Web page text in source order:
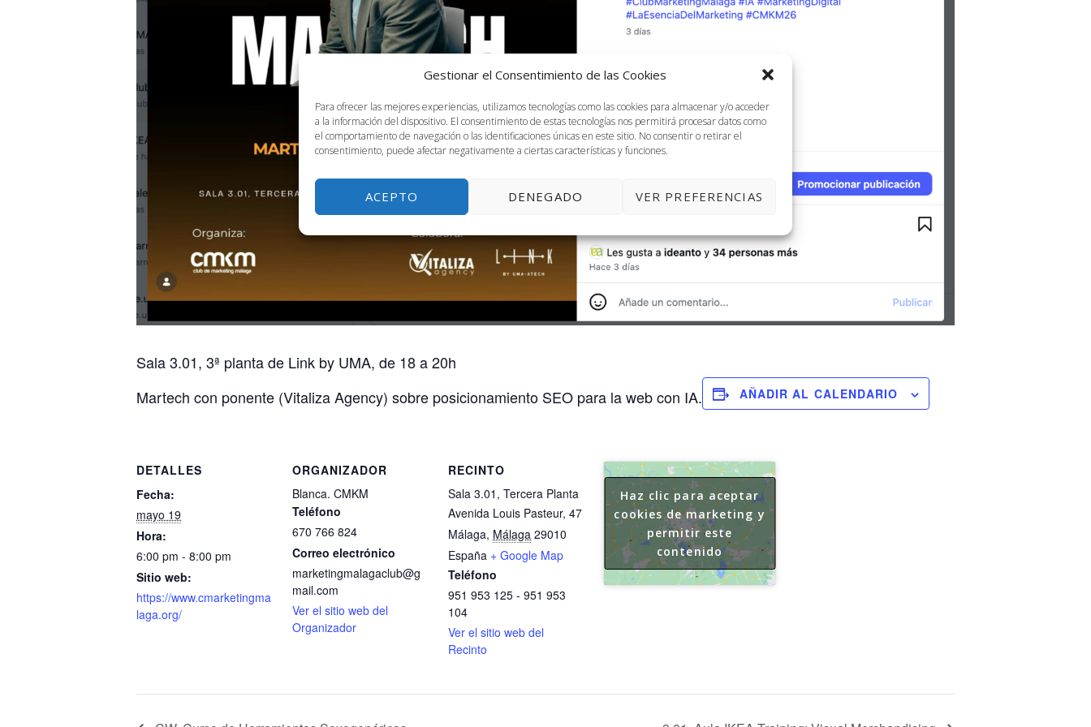
Gestionar el Consentimiento de las Cookies
Para ofrecer las mejores experiencias, utilizamos tecnologías como las cookies para almacenar y/o acceder
a la información del dispositivo. El consentimiento de estas tecnologías nos permitirá procesar datos como
el comportamiento de navegación o las identificaciones únicas en este sitio. No consentir o retirar el
consentimiento, puede afectar negativamente a ciertas características y funciones.
ACEPTO DENEGADO VER PREFERENCIAS
Sala 3.01, 3ª planta de Link by UMA, de 18 a 20h
Martech con ponente (Vitaliza Agency) sobre posicionamiento SEO para la web con IA.
AÑADIR AL CALENDARIO
DETALLES
Fecha:
mayo 19
Hora:
6:00 pm - 8:00 pm
Sitio web:
https://www.cmarketingma
laga.org/
ORGANIZADOR
Blanca. CMKM
Teléfono
670 766 824
Correo electrónico
marketingmalagaclub@g
mail.com
Ver el sitio web del
Organizador
RECINTO
Sala 3.01, Tercera Planta
Avenida Louis Pasteur, 47
Málaga, Málaga 29010
España + Google Map
Teléfono
951 953 125 - 951 953
104
Ver el sitio web del
Recinto
Haz clic para aceptar
cookies de marketing y
permitir este
contenido